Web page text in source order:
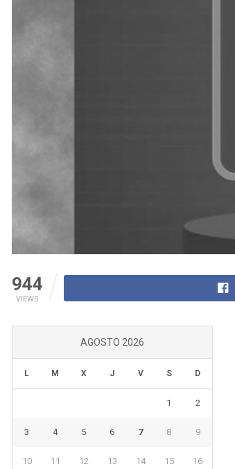
944
VIEWS
AGOSTO 2026
L M X J V S D
1 2
3 4 5 6 7 8 9
10 11 12 13 14 15 16